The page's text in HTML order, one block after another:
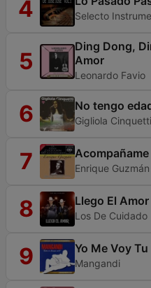
4 Selecto
5
Ding Dong,
Amor
Leonardo Favio
6 No tengo
Gigliola Cinquetti
7 Acompañame
Enrique Guzmán
8 Llego El Amor
Los De Cuidado
9 Yo Me Voy Tu
Mangandi